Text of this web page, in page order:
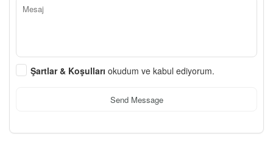
Şartlar & Koşulları okudum ve kabul ediyorum.
Send Message